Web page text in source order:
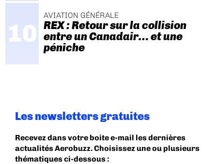
AVIATION GÉNÉRALE
REX : Retour sur la collision
entre un Canadair… et une
péniche
Les newsletters gratuites
Recevez dans votre boite e-mail les dernières
actualités Aerobuzz. Choisissez une ou plusieurs
thématiques ci-dessous :